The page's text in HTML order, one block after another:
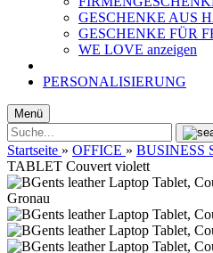
GESCHENKE AUS
GESCHENKE FÜR
WE LOVE anzeigen
PERSONALISIERUNG
Menü
Startseite » OFFICE » BUSINESS
TABLET Couvert violett